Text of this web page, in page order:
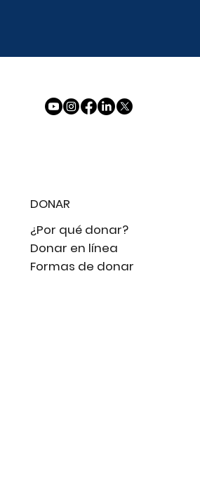
DONAR
¿Por qué donar?
Donar en línea
Formas de donar